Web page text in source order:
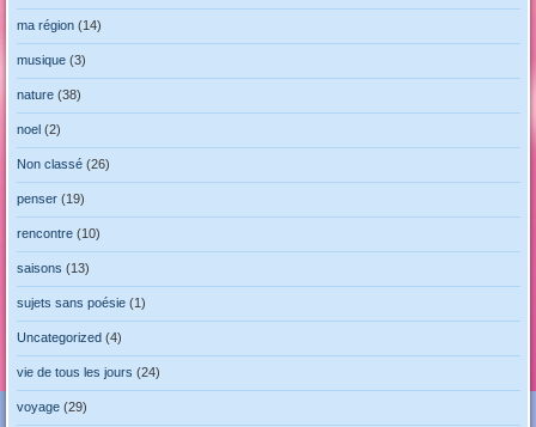
ma région(14)
musique(3)
nature(38)
noel (2)
Non classé(26)
penser(19)
rencontre(10)
saisons (13)
sujets sans poésie(1)
Uncategorized (4)
vie de tous les jours (24)
voyage(29)